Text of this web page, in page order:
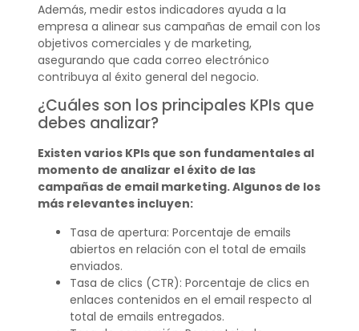
Además, medir estos indicadores ayuda a la
empresa a alinear sus campañas de email con los
objetivos comerciales y de marketing,
asegurando que cada correo electrónico
contribuya al éxito general del negocio.
¿Cuáles son los principales KPIs que
debes analizar?
Existen varios KPIs que son fundamentales al
momento de analizar el éxito de las
campañas de email marketing. Algunos de los
más relevantes incluyen:
Tasa de apertura: Porcentaje de emails
abiertos en relación con el total de emails
enviados.
Tasa de clics (CTR): Porcentaje de clics en
enlaces contenidos en el email respecto al
total de emails entregados.